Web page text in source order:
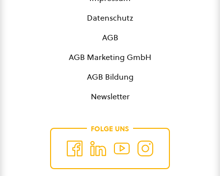
Datenschutz
AGB
AGB Marketing GmbH
AGB Bildung
Newsletter
FOLGE UNS